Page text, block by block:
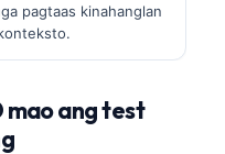
pagtaas kinahanglan
mao ang test